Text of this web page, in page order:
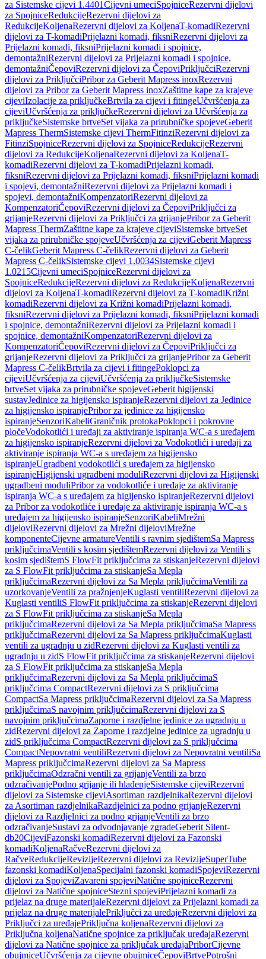
za Sistemske cijevi 1.4401Cijevni umeciSpojniceRezervni dijelovi
za SpojniceRedukcijeRezervni dijelovi za
RedukcijeKoljenaRezervni dijelovi za KoljenaT-komadiRezervni
dijelovi za T-komadiPrijelazni komadi, fiksniRezervni dijelovi za
Prijelazni komadi, fiksniPrijelazni komadi i spojnice,
demontažniRezervni dijelovi za Prijelazni komadi i spojnice,
demontažniČepoviRezervni dijelovi za ČepoviPriključciRezervni
dijelovi za PriključciPribor za Geberit Mapress inoxRezervni
dijelovi za Pribor za Geberit Mapress inoxZaštitne kape za krajeve
cijeviIzolacije za priključkeBrtvila za cijevi i fitingeUčvršćenja za
cijeviUčvršćenja za priključkeRezervni dijelovi za Učvršćenja za
priključkeSistemske brtveSet vijaka za prirubničke spojeveGeberit
Mapress ThermSistemske cijevi ThermFitinziRezervni dijelovi za
FitinziSpojniceRezervni dijelovi za SpojniceRedukcijeRezervni
dijelovi za RedukcijeKoljenaRezervni dijelovi za KoljenaT-
komadiRezervni dijelovi za T-komadiPrijelazni komadi,
fiksniRezervni dijelovi za Prijelazni komadi, fiksniPrijelazni komadi
i spojevi, demontažniRezervni dijelovi za Prijelazni komadi i
spojevi, demontažniKompenzatoriRezervni dijelovi za
KompenzatoriČepoviRezervni dijelovi za ČepoviPriključci za
grijanjeRezervni dijelovi za Priključci za grijanjePribor za Geberit
Mapress ThermZaštitne kape za krajeve cijeviSistemske brtveSet
vijaka za prirubničke spojeveUčvršćenja za cijeviGeberit Mapress
C-čelikGeberit Mapress C-čelikRezervni dijelovi za Geberit
Mapress C-čelikSistemske cijevi 1.0034Sistemske cijevi
1.0215Cijevni umeciSpojniceRezervni dijelovi za
SpojniceRedukcijeRezervni dijelovi za RedukcijeKoljenaRezervni
dijelovi za KoljenaT-komadiRezervni dijelovi za T-komadiKrižni
komadiRezervni dijelovi za Križni komadiPrijelazni komadi,
fiksniRezervni dijelovi za Prijelazni komadi, fiksniPrijelazni komadi
i spojnice, demontažniRezervni dijelovi za Prijelazni komadi i
spojnice, demontažniKompenzatoriRezervni dijelovi za
KompenzatoriČepoviRezervni dijelovi za ČepoviPriključci za
grijanjeRezervni dijelovi za Priključci za grijanjePribor za Geberit
Mapress C-čelikBrtvila za cijevi i fitingePoklopci za
cijeviUčvršćenja za cijeviUčvršćenja za priključkeSistemske
brtveSet vijaka za prirubničke spojeveGeberit higijenski
sustavJedinice za higijensko ispiranjeRezervni dijelovi za Jedinice
za higijensko ispiranjePribor za jedinice za higijensko
ispiranjeSenzoriKabeliGraničnik protokaPoklopci i pokrovne
pločeVodokotlići i uređaji za aktiviranje ispiranja WC-a s uređajem
za higijensko ispiranjeRezervni dijelovi za Vodokotlići i uređaji za
aktiviranje ispiranja WC-a s uređajem za higijensko
ispiranjeUgradbeni vodokotlići s uređajem za higijensko
ispiranjeHigijenski ugradbeni moduliRezervni dijelovi za Higijenski
ugradbeni moduliPribor za vodokotliće i uređaje za aktiviranje
ispiranja WC-a s uređajem za higijensko ispiranjeRezervni dijelovi
za Pribor za vodokotliće i uređaje za aktiviranje ispiranja WC-a s
uređajem za higijensko ispiranjeSenzoriKabeliMrežni
dijeloviRezervni dijelovi za Mrežni dijeloviMrežne
komponenteCijevne armatureVentili s ravnim sjedištemSa Mapress
priključcimaVentili s kosim sjedištemRezervni dijelovi za Ventili s
kosim sjedištemS FlowFit priključcima za stiskanjeRezervni dijelovi
za S FlowFit priključcima za stiskanjeSa Mepla
priključcimaRezervni dijelovi za Sa Mepla priključcimaVentili za
uzorkovanjeVentili za pražnjenjeKuglasti ventiliRezervni dijelovi za
Kuglasti ventiliS FlowFit priključcima za stiskanjeRezervni dijelovi
za S FlowFit priključcima za stiskanjeSa Mepla
priključcimaRezervni dijelovi za Sa Mepla priključcimaSa Mapress
priključcimaRezervni dijelovi za Sa Mapress priključcimaKuglasti
ventili za ugradnju u zidRezervni dijelovi za Kuglasti ventili za
ugradnju u zidS FlowFit priključcima za stiskanjeRezervni dijelovi
za S FlowFit priključcima za stiskanjeSa Mepla
priključcimaRezervni dijelovi za Sa Mepla priključcimaS
priključcima CompactRezervni dijelovi za S priključcima
CompactSa Mapress priključcimaRezervni dijelovi za Sa Mapress
priključcimaS navojnim priključcimaRezervni dijelovi za S
navojnim priključcimaZaporne i razdjelne jedinice za ugradnju u
zidRezervni dijelovi za Zaporne i razdjelne jedinice za ugradnju u
zidS priključcima CompactRezervni dijelovi za S priključcima
CompactNepovratni ventiliRezervni dijelovi za Nepovratni ventiliSa
Mapress priključcimaRezervni dijelovi za Sa Mapress
priključcimaOdzračni ventili za grijanjeVentili za brzo
odzračivanjePodno grijanje ili hlađenjeSistemske cijeviRezervni
dijelovi za Sistemske cijeviAsortiman razdjelnikaRezervni dijelovi
za Asortiman razdjelnikaRazdjelnici za podno grijanjeRezervni
dijelovi za Razdjelnici za podno grijanjeVentili za brzo
odzračivanjeSustavi za odvodnjavanje zgradeGeberit Silent-
db20CijeviFazonski komadiRezervni dijelovi za Fazonski
komadiKoljenaRačveRezervni dijelovi za
RačveRedukcijeRevizijeRezervni dijelovi za RevizijeSuperTube
fazonski komadiKoljenaSpecijalni fazonski komadiSpojeviRezervni
dijelovi za SpojeviZavareni spojeviNatične spojniceRezervni
dijelovi za Natične spojniceStezni spojeviPrijelazni komadi za
prijelaz na druge materijaleRezervni dijelovi za Prijelazni komadi za
prijelaz na druge materijalePriključci za uređajeRezervni dijelovi za
Priključci za uređajePriključna koljenaRezervni dijelovi za
Priključna koljenaNatične spojnice za priključak uređajaRezervni
dijelovi za Natične spojnice za priključak uređajaPriborCijevne
obujmiceUčvršćenja za cijevne obujmiceČepoviBrtvePotrošni